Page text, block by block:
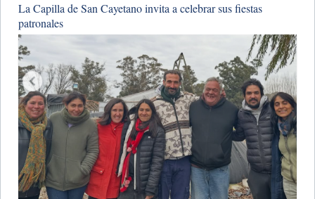
La Capilla de San Cayetano invita a celebrar sus fiestas
patronales